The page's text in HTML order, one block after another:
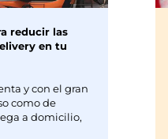
reducir las
en tu
y con el gran
como de
a domicilio,